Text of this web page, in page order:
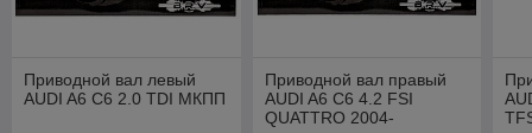
Приводной вал левый
AUDI A6 C6 2.0 TDI МКПП
Приводной вал правый
AUDI A6 C6 4.2 FSI
QUATTRO 2004-